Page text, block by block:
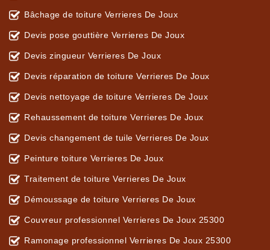
Bâchage de toiture Verrieres De Joux
Devis pose gouttière Verrieres De Joux
Devis zingueur Verrieres De Joux
Devis réparation de toiture Verrieres De Joux
Devis nettoyage de toiture Verrieres De Joux
Rehaussement de toiture Verrieres De Joux
Devis changement de tuile Verrieres De Joux
Peinture toiture Verrieres De Joux
Traitement de toiture Verrieres De Joux
Démoussage de toiture Verrieres De Joux
Couvreur professionnel Verrieres De Joux 25300
Ramonage professionnel Verrieres De Joux 25300